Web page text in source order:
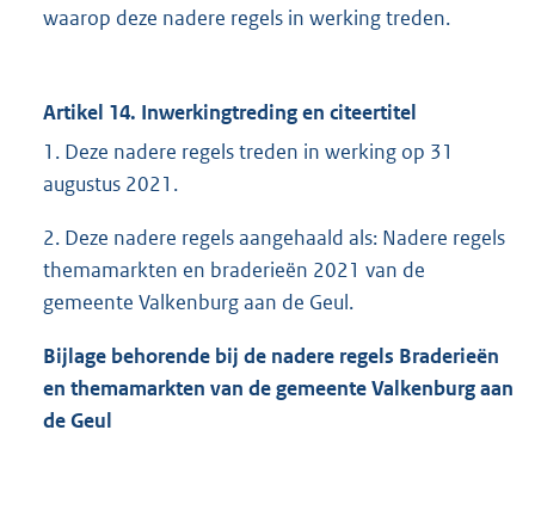
waarop deze nadere regels in werking treden.
Artikel 14. Inwerkingtreding en citeertitel
1. Deze nadere regels treden in werking op 31
augustus 2021.
2. Deze nadere regels aangehaald als: Nadere regels
themamarkten en braderieën 2021 van de
gemeente Valkenburg aan de Geul.
Bijlage behorende bij de nadere regels Braderieën
en themamarkten van de gemeente Valkenburg aan
de Geul